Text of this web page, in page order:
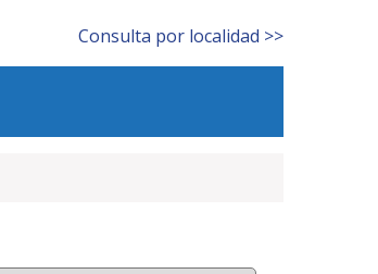
Consulta por localidad >>